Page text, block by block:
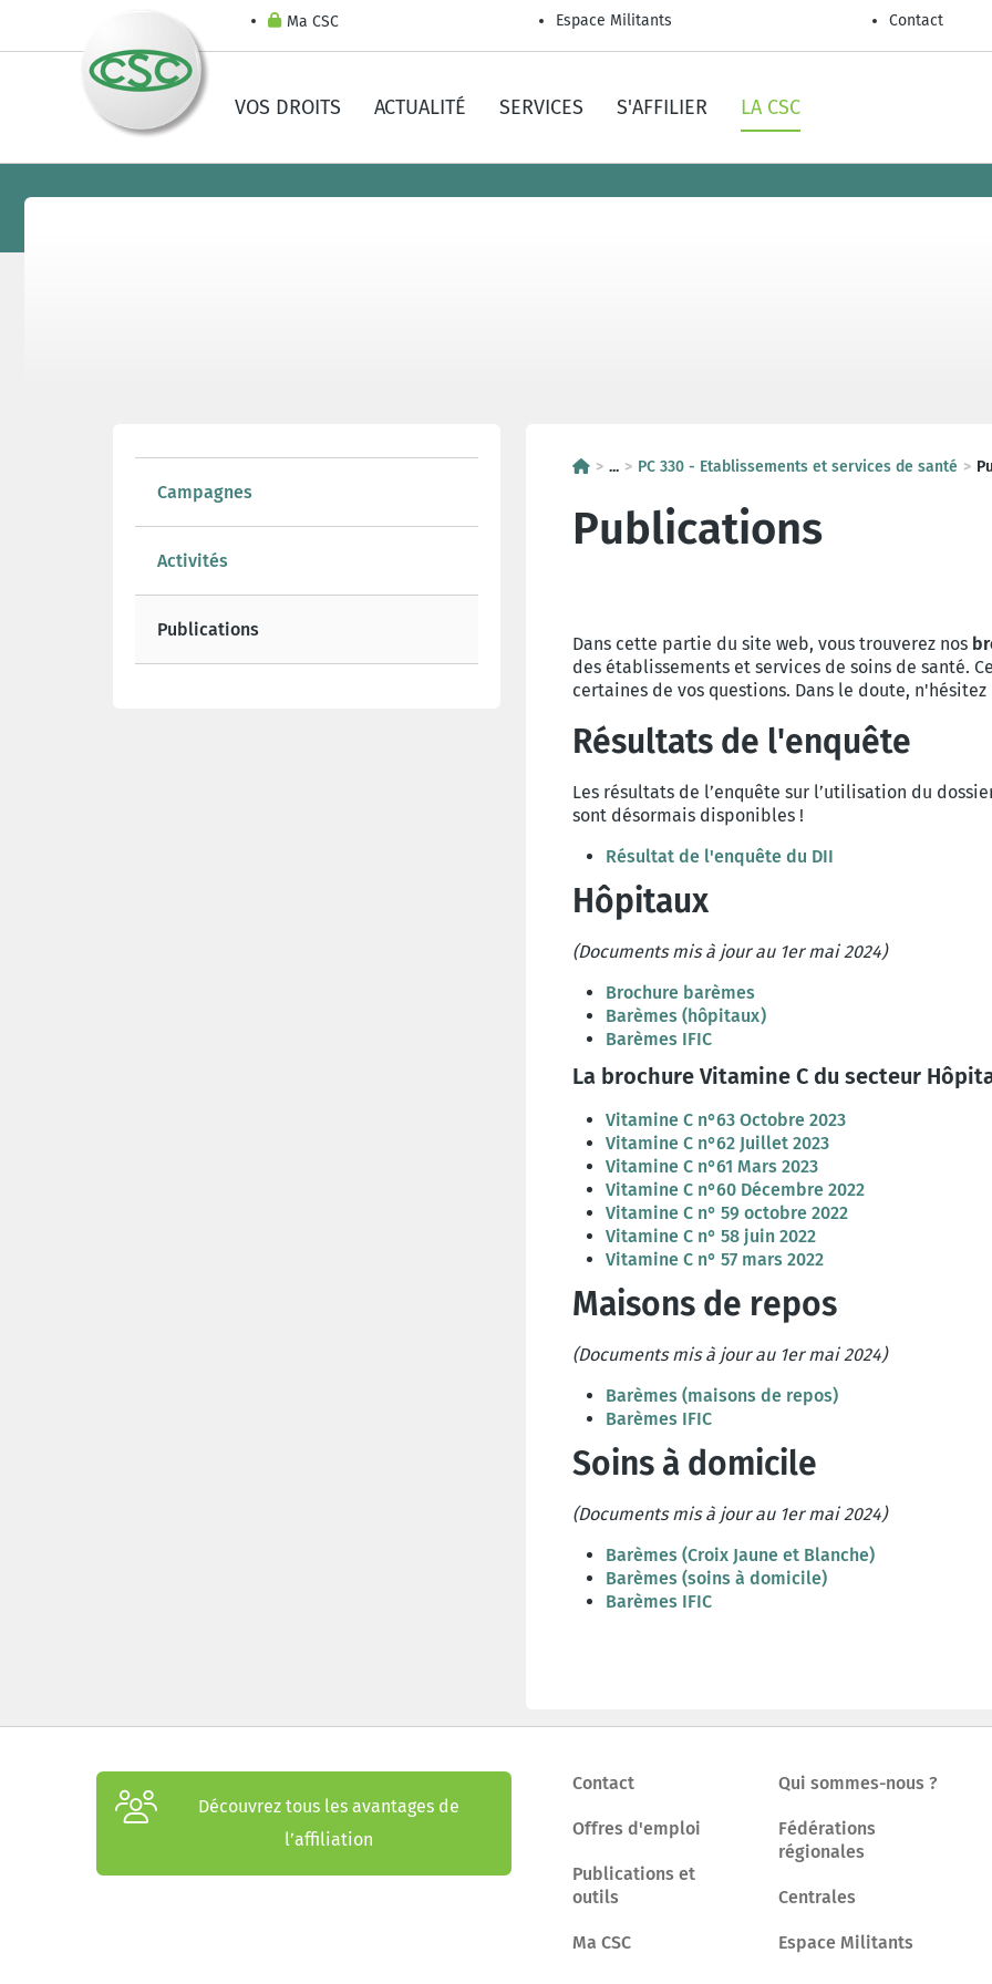
Ma CSC Espace Militants Contact
VOS DROITS ACTUALITÉ SERVICES S'AFFILIER LA CSC
Campagnes
Activités
Publications
... PC 330 - Etablissements et services de santé
Publications
Dans cette partie du site web, vous trouverez nos
des établissements et services de soins de santé.
certaines de vos questions. Dans le doute,
Résultats de l'enquête
Les résultats de l’enquête sur l’utilisation du
sont désormais disponibles !
Résultat de l'enquête du DII
Hôpitaux
(Documents mis à jour au 1er mai 2024)
Brochure barèmes
Barèmes (hôpitaux)
Barèmes IFIC
La brochure Vitamine C du secteur
Vitamine C n°63 Octobre 2023
Vitamine C n°62 Juillet 2023
Vitamine C n°61 Mars 2023
Vitamine C n°60 Décembre 2022
Vitamine C n° 59 octobre 2022
Vitamine C n° 58 juin 2022
Vitamine C n° 57 mars 2022
Maisons de repos
(Documents mis à jour au 1er mai 2024)
Barèmes (maisons de repos)
Barèmes IFIC
Soins à domicile
(Documents mis à jour au 1er mai 2024)
Barèmes (Croix Jaune et Blanche)
Barèmes (soins à domicile)
Barèmes IFIC
Découvrez tous les avantages de
l’affiliation
Contact
Offres d'emploi
Publications et
outils
Ma CSC
Qui sommes-nous ?
Fédérations
régionales
Centrales
Espace Militants